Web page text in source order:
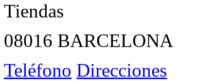
Tiendas
08016 BARCELONA
Teléfono Direcciones